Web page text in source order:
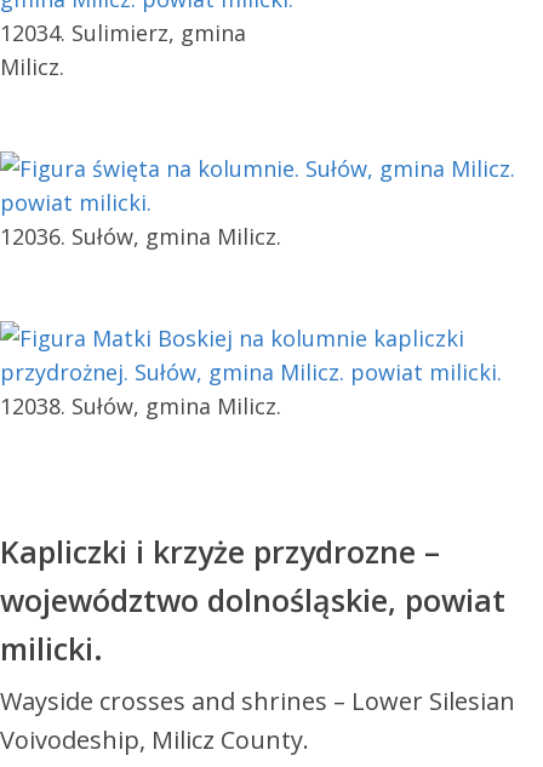
12034. Sulimierz, gmina
Milicz.
12036. Sułów, gmina Milicz.
12038. Sułów, gmina Milicz.
Kapliczki i krzyże przydrozne –
województwo dolnośląskie, powiat
milicki.
Wayside crosses and shrines – Lower Silesian
Voivodeship, Milicz County.